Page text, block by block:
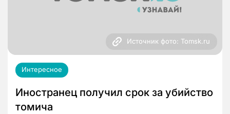
Источник фото: Tomsk.ru
Интересное
Иностранец получил срок за убийство
томича